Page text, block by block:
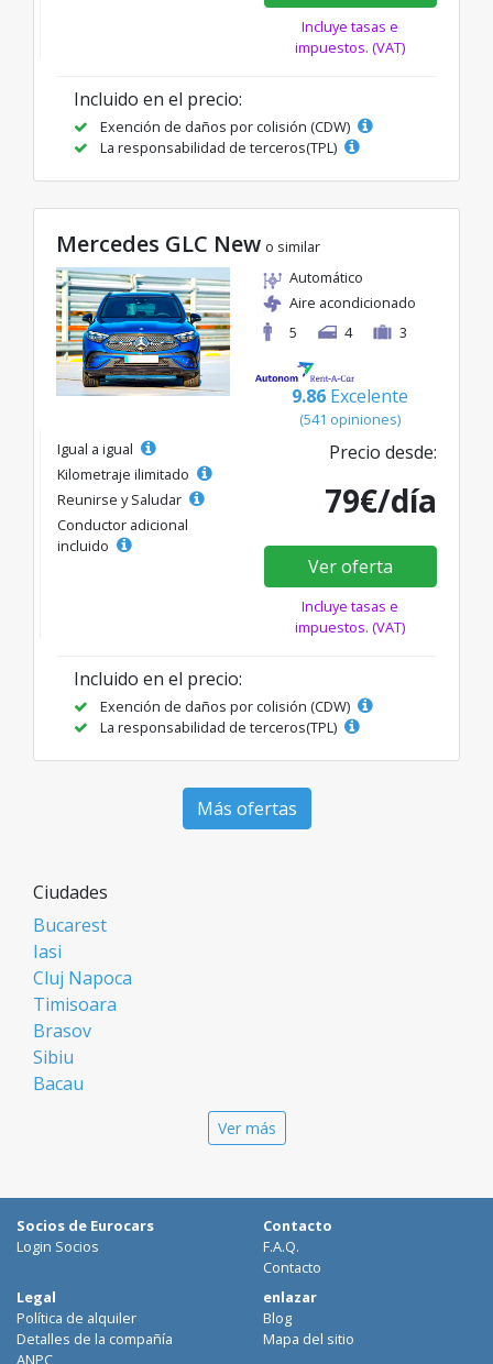
Incluye tasas e
impuestos. (VAT)
Incluido en el precio:
Exención de daños por colisión (CDW)
La responsabilidad de terceros(TPL)
Mercedes GLC New o similar
Automático
Aire acondicionado
5
4 3
9.86 Excelente
(541 opiniones)
Igual a igual
Kilometraje ilimitado
Reunirse y Saludar
Conductor adicional
incluido
Precio desde:
79€/día
Ver oferta
Incluye tasas e
impuestos. (VAT)
Incluido en el precio:
Exención de daños por colisión (CDW)
La responsabilidad de terceros(TPL)
Más ofertas
Ciudades
Bucarest
Iasi
Cluj Napoca
Timisoara
Brasov
Sibiu
Bacau
Galati
Suceava
Focsani
Targoviste
Ploiesti
Ver más
Socios de Eurocars
Login Socios
Contacto
F.A.Q.
Contacto
Legal
Política de alquiler
Detalles de la compañía
ANPC
enlazar
Blog
Mapa del sitio